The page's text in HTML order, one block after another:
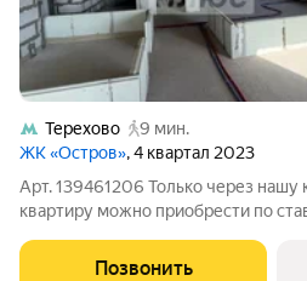
Терехово
9 мин.
ЖК «Остров», 4 квартал 2023
Арт. 139461206 Только через
квартиру можно приобрести по
доступность до метро. Квартира
Позвонить